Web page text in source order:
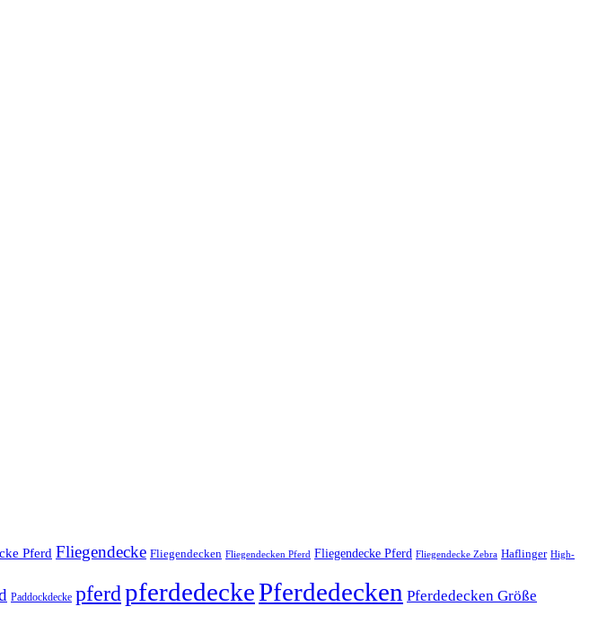
Pferd Fliegendecke Fliegendecken Fliegendecken Pferd Fliegendecke Pferd Fliegendecke Zebra Haflinger High-
Paddockdecke pferdpferdedeckePferdedecken Pferdedecken Größe